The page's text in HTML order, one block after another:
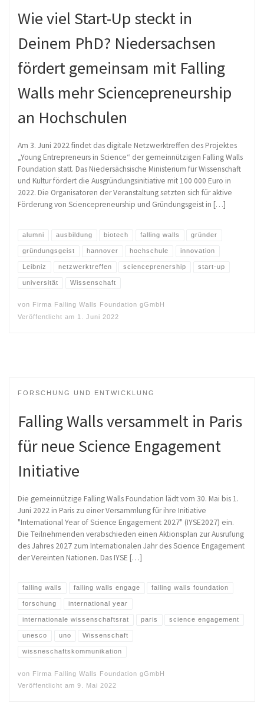
Wie viel Start-Up steckt in
Deinem PhD? Niedersachsen
fördert gemeinsam mit Falling
Walls mehr Sciencepreneurship
an Hochschulen
Am 3. Juni 2022 findet das digitale Netzwerktreffen des Projektes
„Young Entrepreneurs in Science“ der gemeinnützigen Falling Walls
Foundation statt. Das Niedersächsische Ministerium für Wissenschaft
und Kultur fördert die Ausgründungsinitiative mit 100 000 Euro in
2022. Die Organisatoren der Veranstaltung setzten sich für aktive
Förderung von Sciencepreneurship und Gründungsgeist in […]
alumni ausbildung biotech falling walls gründer
gründungsgeist hannover hochschule innovation
Leibniz netzwerktreffen scienceprenership start-up
universität Wissenschaft
von Firma Falling Walls Foundation gGmbH
Veröffentlicht am 1. Juni 2022
FORSCHUNG UND ENTWICKLUNG
Falling Walls versammelt in Paris
für neue Science Engagement
Initiative
Die gemeinnützige Falling Walls Foundation lädt vom 30. Mai bis 1.
Juni 2022 in Paris zu einer Versammlung für ihre Initiative
"International Year of Science Engagement 2027" (IYSE2027) ein.
Die Teilnehmenden verabschieden einen Aktionsplan zur Ausrufung
des Jahres 2027 zum Internationalen Jahr des Science Engagement
der Vereinten Nationen. Das IYSE […]
falling walls falling walls engage falling walls foundation
forschung international year
internationale wissenschaftsrat paris science engagement
unesco uno Wissenschaft
wissneschaftskommunikation
von Firma Falling Walls Foundation gGmbH
Veröffentlicht am 9. Mai 2022